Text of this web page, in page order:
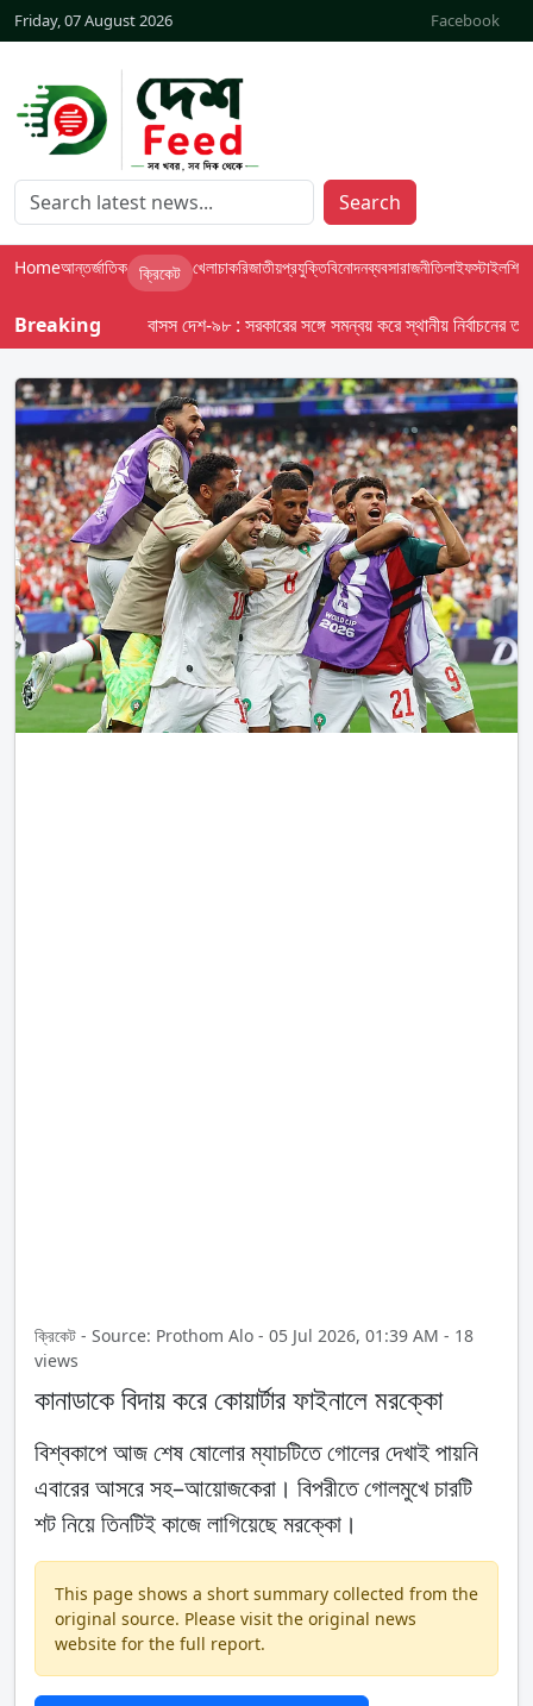
Friday, 07 August 2026 Facebook
Search
Homeআন্তর্জাতিক ক্রিকেট খেলাচাকরিজাতীয়প্রযুক্তিবিনোদনব্যবসারাজনীতিলাইফস্টাইলশিক্ষা
Breaking বাসস দেশ-৯৮ : সরকারের সঙ্গে সমন্বয় করে স্থানীয় নির্বাচনের
ক্রিকেট - Source: Prothom Alo - 05 Jul 2026, 01:39 AM - 18
views
কানাডাকে বিদায় করে কোয়ার্টার ফাইনালে মরক্কো
বিশ্বকাপে আজ শেষ ষোলোর ম্যাচটিতে গোলের দেখাই পায়নি
এবারের আসরে সহ–আয়োজকেরা। বিপরীতে গোলমুখে চারটি
শট নিয়ে তিনটিই কাজে লাগিয়েছে মরক্কো।
This page shows a short summary collected from the
original source. Please visit the original news
website for the full report.